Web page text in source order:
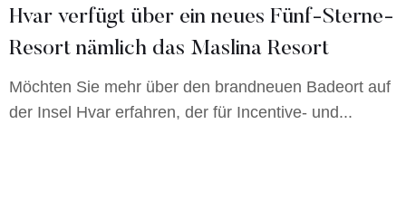
Hvar verfügt über ein neues Fünf-Sterne-
Resort nämlich das Maslina Resort
Möchten Sie mehr über den brandneuen Badeort auf
der Insel Hvar erfahren, der für Incentive- und...